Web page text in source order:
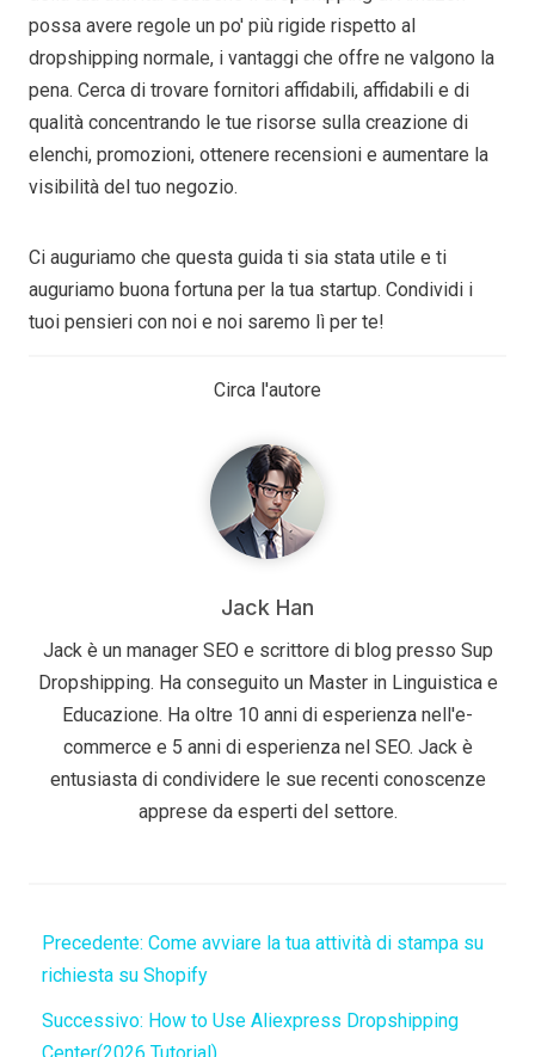
possa avere regole un po' più rigide rispetto al
dropshipping normale, i vantaggi che offre ne valgono la
pena. Cerca di trovare fornitori affidabili, affidabili e di
qualità concentrando le tue risorse sulla creazione di
elenchi, promozioni, ottenere recensioni e aumentare la
visibilità del tuo negozio.
Ci auguriamo che questa guida ti sia stata utile e ti
auguriamo buona fortuna per la tua startup. Condividi i
tuoi pensieri con noi e noi saremo lì per te!
Circa l'autore
Jack Han
Jack è un manager SEO e scrittore di blog presso Sup
Dropshipping. Ha conseguito un Master in Linguistica e
Educazione. Ha oltre 10 anni di esperienza nell'e-
commerce e 5 anni di esperienza nel SEO. Jack è
entusiasta di condividere le sue recenti conoscenze
apprese da esperti del settore.
Precedente: Come avviare la tua attività di stampa su
richiesta su Shopify
Successivo: How to Use Aliexpress Dropshipping